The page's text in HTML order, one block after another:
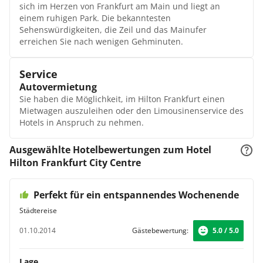
Deluxezimmer
Das Deluxezimmer des Hilton Frankfurt überzeugt mit
frischen Farben und schönem Design. Von dieser
Unterkunft aus genießen Sie den idyllischen Ausblick
Internetzugang über WLAN, Flachbildfernseher mit
Premiumsendern, Safe sowie Kaffeemaschine und
Minibar.
Standardzimmer mit Queensize-Bett
Die Standardzimmer mit gemütlichem Queenisze-Bett
unvergesslichen Aufenthalt im Hilton Frankfurt sorgen.
Neben dem speziellen Hilton Serenity Bett erwarten Sie
ein Flachbildfernseher mit Premiumkanälen, ein
Schreibtisch zum komfortablen Arbeiten. Das
Badezimmer bietet Dusche, Badewanne, Kosmetikartikel
sowie gemütliche Bademäntel und Slipper. Vom Fenster
aus blicken Sie auf das Atrium des Hotels.
sich im Herzen von Frankfurt am Main und liegt an
einem ruhigen Park. Die bekanntesten
Sehenswürdigkeiten, die Zeil und das Mainufer
erreichen Sie nach wenigen Gehminuten.
Service
Autovermietung
Sie haben die Möglichkeit, im Hilton Frankfurt einen
Mietwagen auszuleihen oder den Limousinenservice des
Hotels in Anspruch zu nehmen.
Ausgewählte Hotelbewertungen zum Hotel
Hilton Frankfurt City Centre
Perfekt für ein entspannendes Wochenende
Städtereise
01.10.2014
Gästebewertung: 5.0 / 5.0